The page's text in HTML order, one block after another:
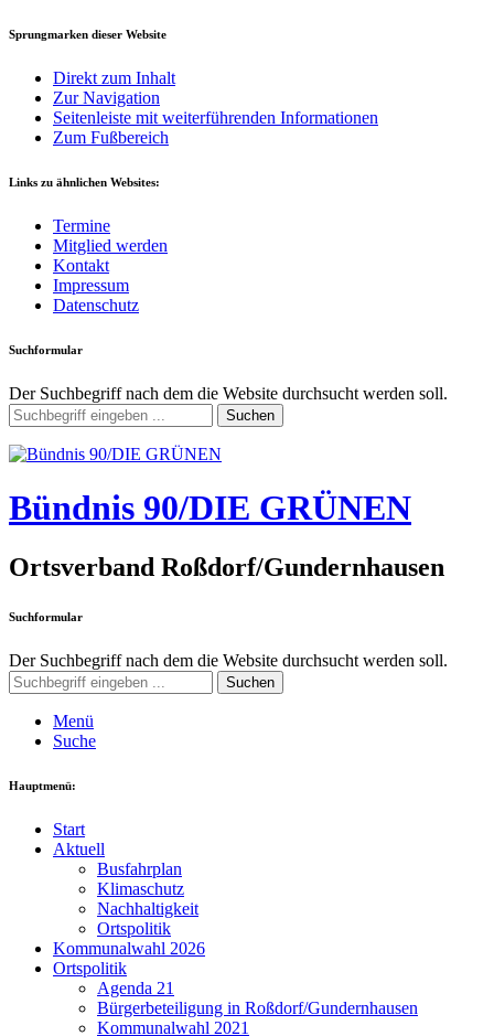
Sprungmarken dieser Website
Direkt zum Inhalt
Zur Navigation
Seitenleiste mit weiterführenden Informationen
Zum Fußbereich
Links zu ähnlichen Websites:
Termine
Mitglied werden
Kontakt
Impressum
Datenschutz
Suchformular
Der Suchbegriff nach dem die Website durchsucht werden soll.
Suchen
Bündnis 90/DIE GRÜNEN
Ortsverband Roßdorf/Gundernhausen
Suchformular
Der Suchbegriff nach dem die Website durchsucht werden soll.
Suchen
Menü
Suche
Hauptmenü:
Start
Aktuell
Busfahrplan
Klimaschutz
Nachhaltigkeit
Ortspolitik
Kommunalwahl 2026
Ortspolitik
Agenda 21
Bürgerbeteiligung in Roßdorf/Gundernhausen
Kommunalwahl 2021